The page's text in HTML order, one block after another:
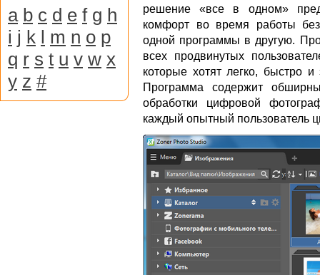
решение «все в одном»
комфорт во время работы без
одной программы в другую.
всех продвинутых
которые хотят легко, быстро
Программа содержит
обработки цифровой
каждый опытный пользователь
a b c d e f g h
i j k l m n o p
q r s t u v w x
y z #